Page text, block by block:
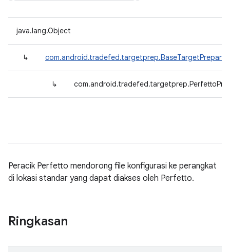
java.lang.Object
↳ com.android.tradefed.targetprep.BaseTargetPreparer
↳
Peracik Perfetto mendorong file konfigurasi ke perangkat
di lokasi standar yang dapat diakses oleh Perfetto.
Ringkasan